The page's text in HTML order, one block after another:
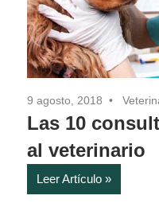
9 agosto, 2018
Las 10
al veterinario
Leer Artículo